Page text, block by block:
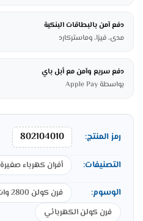
دفع آمن بالبطاقات البنكية
مدى، فيزا، وماستركارد
دفع سريع وآمن مع أبل باي
بواسطة Apple Pay
رمز المنتج: 802104010
التصنيفات: أفران كهرباء صغيرة
الوسوم: فرن كولن 2800 وات
فرن كولن الكهربائي